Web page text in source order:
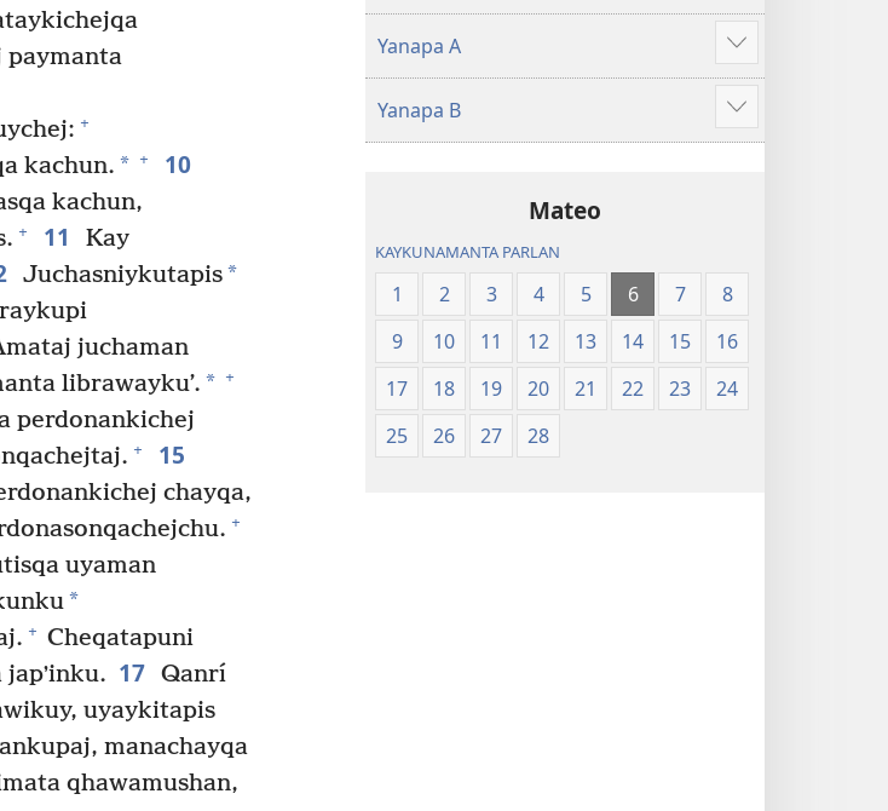
paymanta
+
kachun. * + 10
kachun,
+ 11
Kay
Juchasniykutapis*
juchaman
librawayku’. * +
perdonankichej
+ 15
chayqa,
+
uyaman
*
+ Cheqatapuni
17 Qanrí
uyaykitapis
manachayqa
qhawamushan,
Yanapa A
Show
more
Yanapa B
Show
more
Mateo
KAYKUNAMANTA PARLAN
1 2 3 4 5 6 7
8
9
10 11 12 13 14 15
16
17
18 19 20 21 22 23
24
25
26 27 28